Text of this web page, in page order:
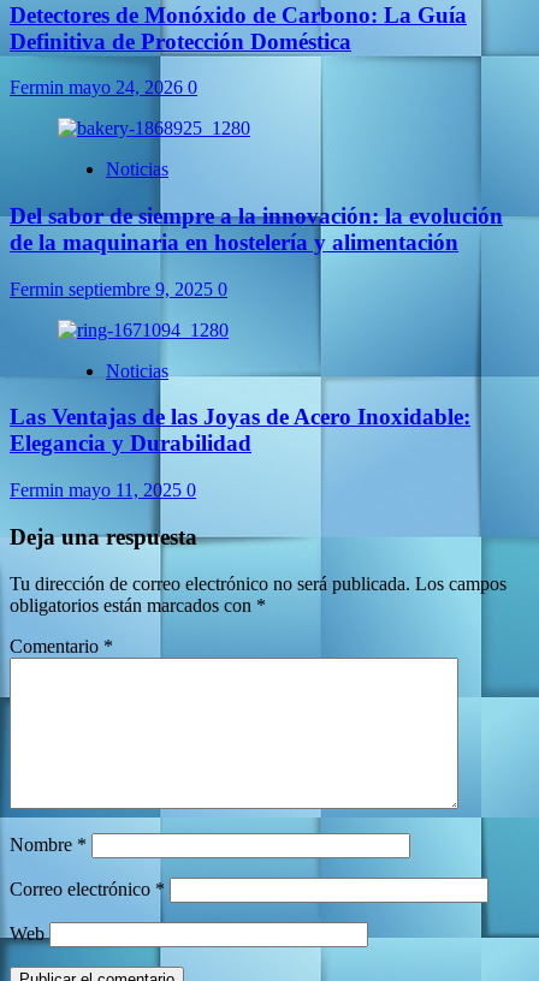
Detectores de Monóxido de Carbono: La Guía
Definitiva de Protección Doméstica
Fermin mayo 24, 2026 0
Noticias
Del sabor de siempre a la innovación: la evolución
de la maquinaria en hostelería y alimentación
Fermin septiembre 9, 2025 0
Noticias
Las Ventajas de las Joyas de Acero Inoxidable:
Elegancia y Durabilidad
Fermin mayo 11, 2025 0
Deja una respuesta
Tu dirección de correo electrónico no será publicada. Los campos
obligatorios están marcados con *
Comentario *
Nombre *
Correo electrónico *
Web